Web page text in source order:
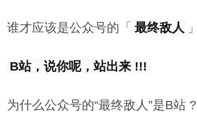
谁才应该是公众号的「 最终敌人 」
B站，说你呢，站出来 !!!
为什么公众号的“最终敌人”是B站 ?